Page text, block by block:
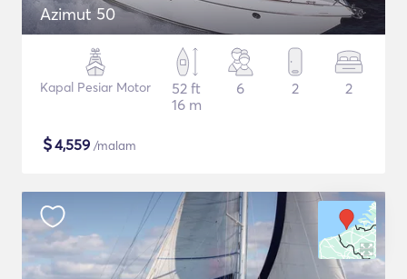
Azimut 50
Kapal Pesiar Motor
52 ft
16 m
6 2 2
$4,559 /malam